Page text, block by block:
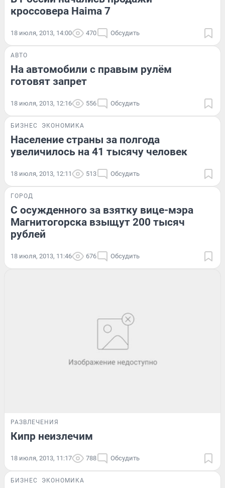
кроссовера Haima 7
18 июля, 2013, 14:00 470 Обсудить
АВТО
На автомобили с правым рулём
готовят запрет
18 июля, 2013, 12:16 556 Обсудить
БИЗНЕС ЭКОНОМИКА
Население страны за полгода
увеличилось на 41 тысячу человек
18 июля, 2013, 12:11 513 Обсудить
ГОРОД
С осужденного за взятку вице-мэра
Магнитогорска взыщут 200 тысяч
рублей
18 июля, 2013, 11:46 676 Обсудить
РАЗВЛЕЧЕНИЯ
Кипр неизлечим
18 июля, 2013, 11:17 788 Обсудить
БИЗНЕС ЭКОНОМИКА